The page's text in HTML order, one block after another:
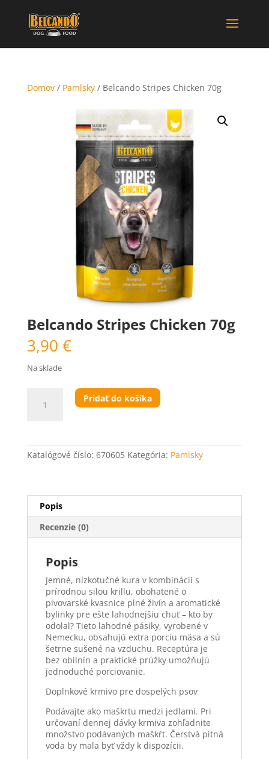
Domov/ Pamlsky/ Belcando Stripes Chicken 70g
Belcando Stripes Chicken 70g
3,90 €
Na sklade
Belcando
Pridať do košíka
Katalógové číslo: 670605 Kategória: Pamlsky
Popis
Recenzie (0)
Popis
Jemné, nízkotučné kura v kombinácii s
prírodnou silou krillu, obohatené o
pivovarské kvasnice plné živín a aromatické
bylinky pre ešte lahodnejšiu chuť – kto by
odolal? Tieto lahodné pásiky, vyrobené v
Nemecku, obsahujú extra porciu mäsa a sú
šetrne sušené na vzduchu. Receptúra je
bez obilnín a praktické prúžky umožňujú
jednoduché porciovanie.
Doplnkové krmivo pre dospelých psov
Podávajte ako maškrtu medzi jedlami. Pri
určovaní dennej dávky krmiva zohľadnite
množstvo podávaných maškŕt. Čerstvá pitná
voda by mala byť vždy k dispozícii.